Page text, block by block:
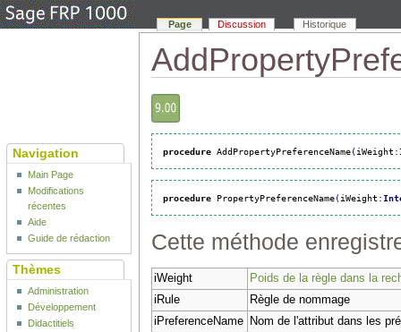
procedure AddPropertyPreferenceName(iWeight :
procedure PropertyPreferenceName(iWeight :
Cette méthode
iWeight
Poids de la règle dans la
iRule
Règle de nommage
iPreferenceName
Nom de l'attribut dans les
Page Discussion Historique
Navigation
Main Page
Modifications
récentes
Aide
Guide de rédaction
Thèmes
Administration
Développement
Didactitiels